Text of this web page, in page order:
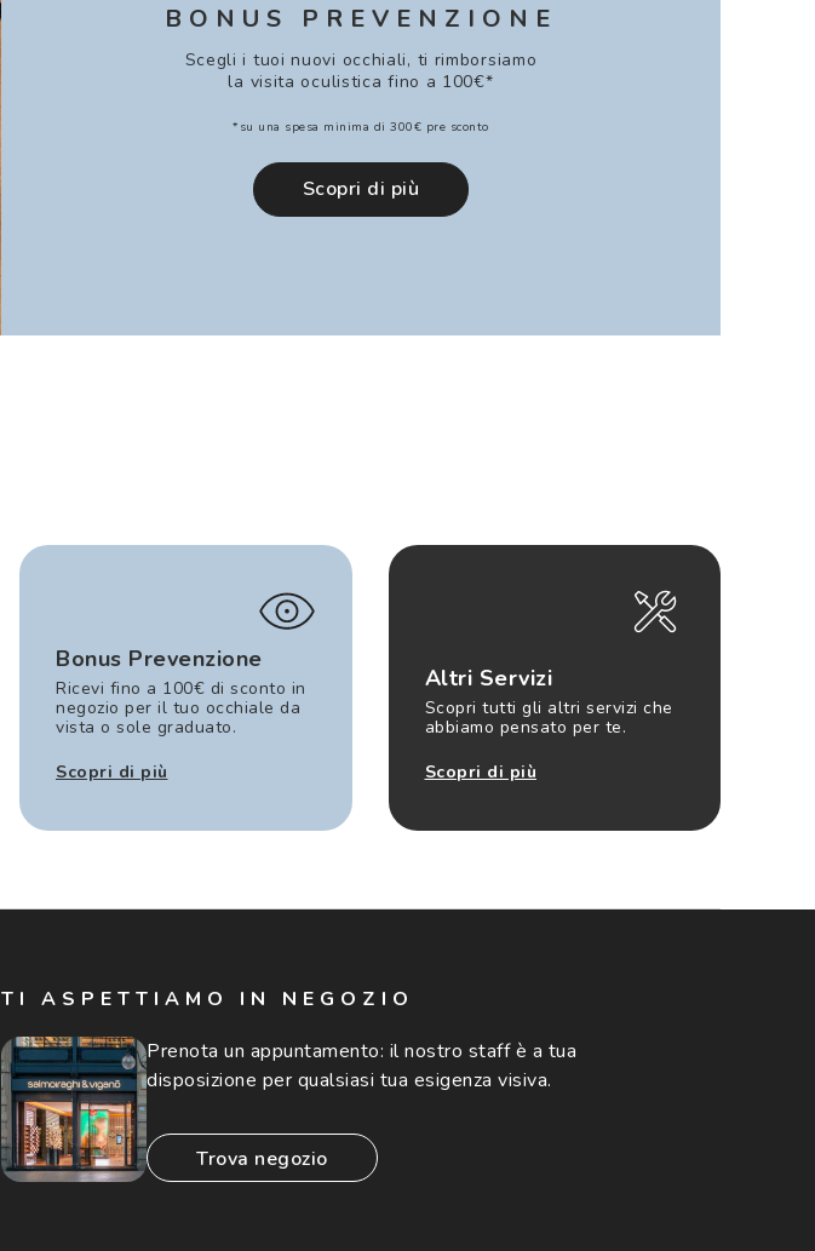
BONUS PREVENZIONE
Scegli i tuoi nuovi occhiali, ti rimborsiamo
la visita oculistica fino a 100€*
*su una spesa minima di 300€ pre sconto
Scopri di più
Bonus Prevenzione
Ricevi fino a 100€ di sconto in
negozio per il tuo occhiale da
vista o sole graduato.
Scopri di più
Altri Servizi
Scopri tutti gli altri servizi che
abbiamo pensato per te.
Scopri di più
TI ASPETTIAMO IN NEGOZIO
Prenota un appuntamento: il nostro staff è a tua
disposizione per qualsiasi tua esigenza visiva.
trova negozio